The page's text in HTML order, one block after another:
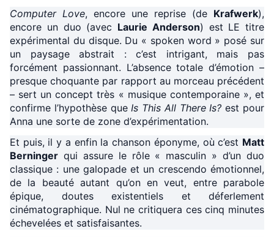
Computer Love, encore une reprise (de Krafwerk),
encore un duo (avec Laurie Anderson) est LE titre
expérimental du disque. Du « spoken word » posé sur
un paysage abstrait : c’est intrigant, mais pas
forcément passionnant. L’absence totale d’émotion –
presque choquante par rapport au morceau précédent
– sert un concept très « musique contemporaine », et
confirme l’hypothèse que Is This All There Is? est pour
Anna une sorte de zone d’expérimentation.
Et puis, il y a enfin la chanson éponyme, où c’est Matt
Berninger qui assure le rôle « masculin » d’un duo
classique : une galopade et un crescendo émotionnel,
de la beauté autant qu’on en veut, entre parabole
épique, doutes existentiels et déferlement
cinématographique. Nul ne critiquera ces cinq minutes
échevelées et satisfaisantes.